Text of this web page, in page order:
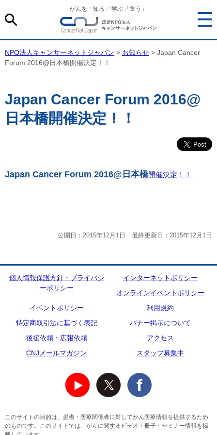
がんを「知る 「学ぶ 「集う」
NPO法人キャンサーネットジャパン > お知らせ > Japan Cancer
Forum 2016@日本橋開催決定！！
Japan Cancer Forum 2016@
日本橋開催決定！！
Japan Cancer Forum 2016@日本橋開催決定！！
公開日：2015年12月1日 最終更新日：2015年12月1日
個人情報保護方針・プライバシ
ーポリシー
インターネットポリシー
オンラインイベントポリシー
イベントポリシー
利用規約
特定商取引法に基づく表記
バナー掲示について
後援依頼・広報依頼
アクセス
CNJメールマガジン
スタッフ募集中
このサイトの目的は、患者・医療関係者に対してがん医療情報を提供するため
のものです。このサイトでは、がんに関するビデオ・冊子・セミナー情報を掲